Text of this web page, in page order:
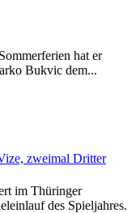
hat er
Bukvic dem...
zweimal Dritter
im Thüringer
des Spieljahres.